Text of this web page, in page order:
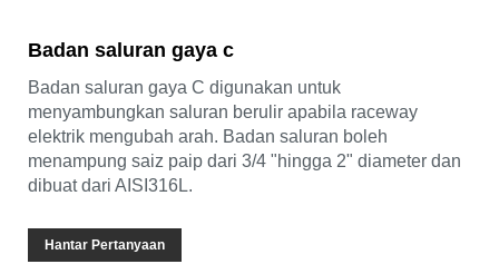
Badan saluran gaya c
Badan saluran gaya C digunakan untuk
menyambungkan saluran berulir apabila raceway
elektrik mengubah arah. Badan saluran boleh
menampung saiz paip dari 3/4 "hingga 2" diameter dan
dibuat dari AISI316L.
Hantar Pertanyaan